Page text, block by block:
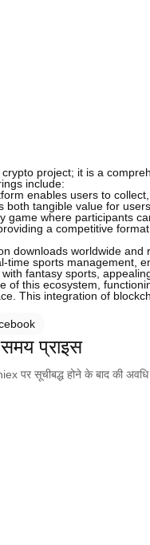
project; it is a
include:
enables users to
both tangible value for
game where participants
a competitive
downloads worldwide
time sports management,
fantasy sports,
of this ecosystem,
This integration of
प्राइस
पर सूचीबद्ध होने के बाद की